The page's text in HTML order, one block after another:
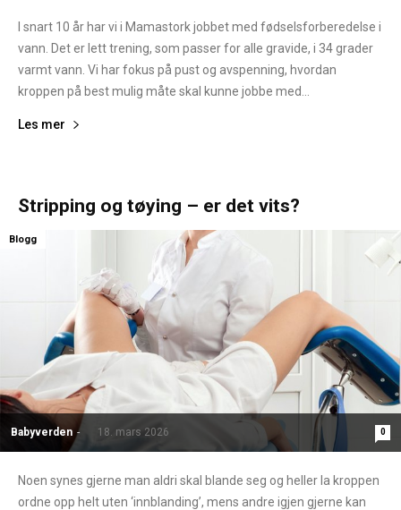
I snart 10 år har vi i Mamastork jobbet med fødselsforberedelse i
vann. Det er lett trening, som passer for alle gravide, i 34 grader
varmt vann. Vi har fokus på pust og avspenning, hvordan
kroppen på best mulig måte skal kunne jobbe med...
Les mer
Stripping og tøying – er det vits?
Babyverden - 18. mars 2026 0
Blogg
Noen synes gjerne man aldri skal blande seg og heller la kroppen
ordne opp helt uten ‘innblanding’, mens andre igjen gjerne kan